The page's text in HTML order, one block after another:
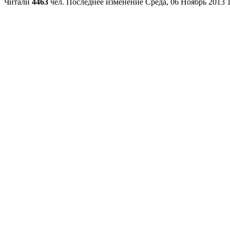
Читали 4463 чел. Последнее изменение Среда, 06 Ноябрь 2013